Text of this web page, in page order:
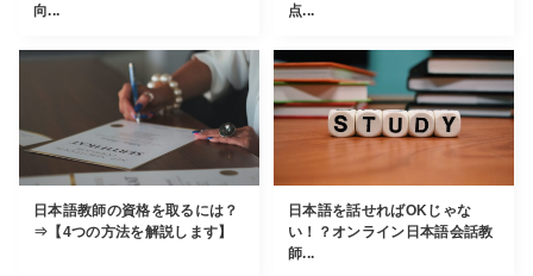
向...
点...
日本語教師の資格を取るには？
⇒【4つの方法を解説します】
日本語を話せればOKじゃな
い！？オンライン日本語会話教
師...